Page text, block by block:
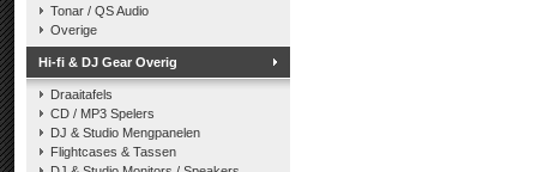
Tonar / QS Audio
Overige
Hi-fi & DJ Gear Overig
Draaitafels
CD / MP3 Spelers
DJ & Studio Mengpanelen
Flightcases & Tassen